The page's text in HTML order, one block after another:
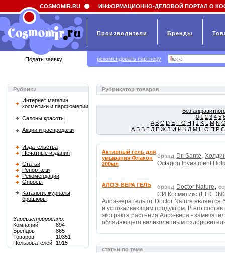
Field 'news_title' doesn't have a default value
Рубрики
Интернет магазин
косметики и парфюмерии
Салоны красоты
Акции и распродажи
Издательства
Печатные издания
Статьи
Репортажи
Рекомендации
Опросы
Каталоги, журналы,
брошюры
Зарегистрировано:
Компаний
894
Брендов
865
Товаров
10351
Пользователей
1915
Рубрикатор товаров
Без
0 1 2 3 4 5
A B C D E F G H I J K L M N
А Б В Г Д Е Ж З И Й К Л М Н О П Р С
Активный гель для
умывания Флакон
200мл
брэнд Dr. Sante,
Octagon Investment
АЛОЭ-ВЕРА ГЕЛЬ брэнд Doctor Nature,
СИ Косметикс (LTD
Алоэ-вера гель от Doctor Nature
и успокаивающим продуктом. В его
экстракта растения Алоэ-вера -
обладающего великолепным
статьи по теме
COSMOMIR.RU ИНФОРМАЦИОННО-ДЕЛОВОЙ ПОРТАЛ О
Производители Бренды
Подать заявку рекомендовать партнеру